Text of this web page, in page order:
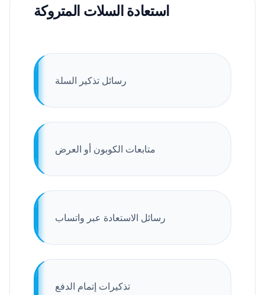
استعادة السلات المتروكة
رسائل تذكير السلة
متابعات الكوبون أو العرض
رسائل الاستعادة عبر واتساب
تذكيرات إتمام الدفع